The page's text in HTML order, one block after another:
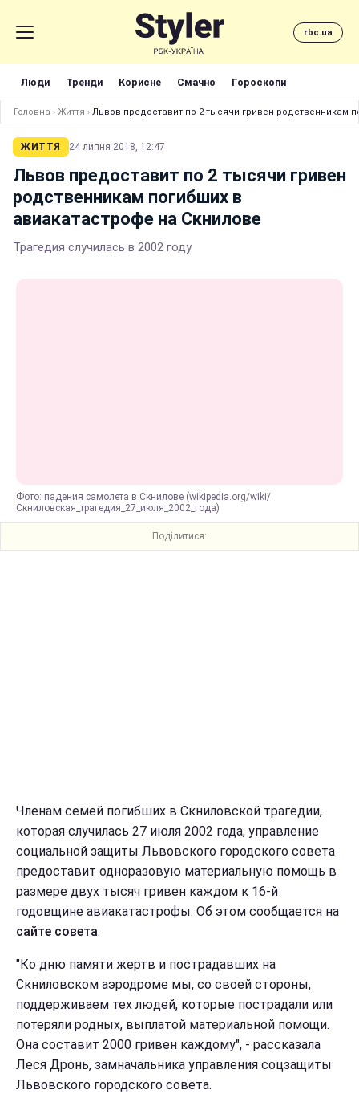
rbc.ua
Люди Тренди Корисне Смачно Гороскопи
Головна › Життя › Львов предоставит по 2 тысячи гривен родственникам
ЖИТТЯ 24 липня 2018, 12:47
Львов предоставит по 2 тысячи гривен
родственникам погибших в
авиакатастрофе на Скнилове
Трагедия случилась в 2002 году
Фото: падения самолета в Скнилове (wikipedia.org/wiki/
Скниловская_трагедия_27_июля_2002_года)
Поділитися:
Членам семей погибших в Скниловской трагедии,
которая случилась 27 июля 2002 года, управление
социальной защиты Львовского городского совета
предоставит одноразовую материальную помощь в
размере двух тысяч гривен каждом к 16-й
годовщине авиакатастрофы. Об этом сообщается на
сайте совета.
"Ко дню памяти жертв и пострадавших на
Скниловском аэродроме мы, со своей стороны,
поддерживаем тех людей, которые пострадали или
потеряли родных, выплатой материальной помощи.
Она составит 2000 гривен каждому", - рассказала
Леся Дронь, замначальника управления соцзащиты
Львовского городского совета.